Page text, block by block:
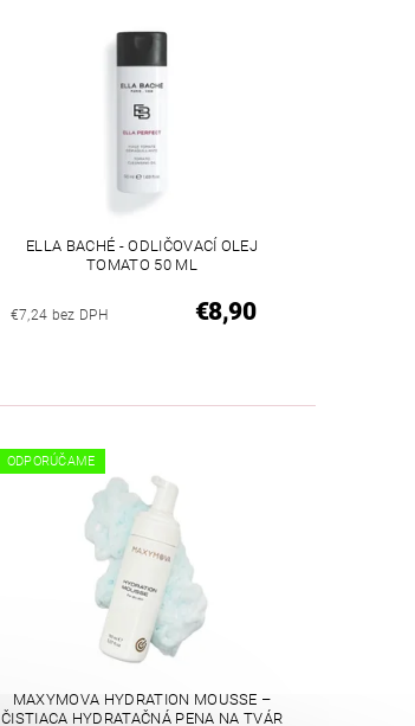
ELLA BACHÉ - ODLIČOVACÍ OLEJ
TOMATO 50 ML
€7,24 bez DPH €8,90
ODPORÚČAME
MAXYMOVA HYDRATION MOUSSE –
ČISTIACA HYDRATAČNÁ PENA NA TVÁR